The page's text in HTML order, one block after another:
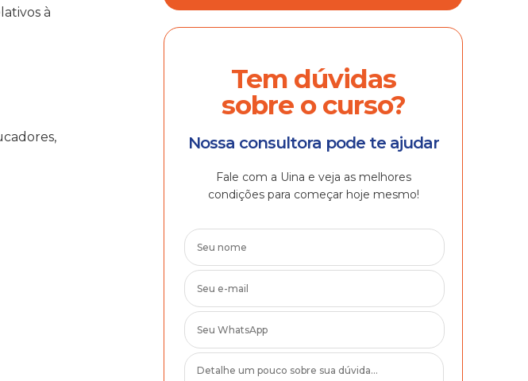
à
Tem dúvidas
sobre o curso?
Nossa consultora pode te ajudar
Fale com a Uina e veja as melhores
condições para começar hoje mesmo!